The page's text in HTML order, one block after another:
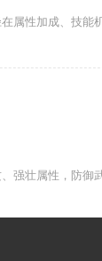
属性加成、技能
强壮属性，防御